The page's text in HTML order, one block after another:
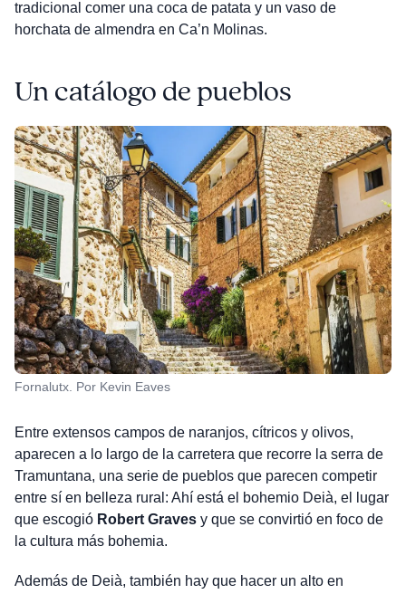
tradicional comer una coca de patata y un vaso de
horchata de almendra en Ca’n Molinas.
Un catálogo de pueblos
Fornalutx. Por Kevin Eaves
Entre extensos campos de naranjos, cítricos y olivos,
aparecen a lo largo de la carretera que recorre la serra de
Tramuntana, una serie de pueblos que parecen competir
entre sí en belleza rural: Ahí está el bohemio Deià, el lugar
que escogió Robert Gravesy que se convirtió en foco de
la cultura más bohemia.
Además de Deià, también hay que hacer un alto en